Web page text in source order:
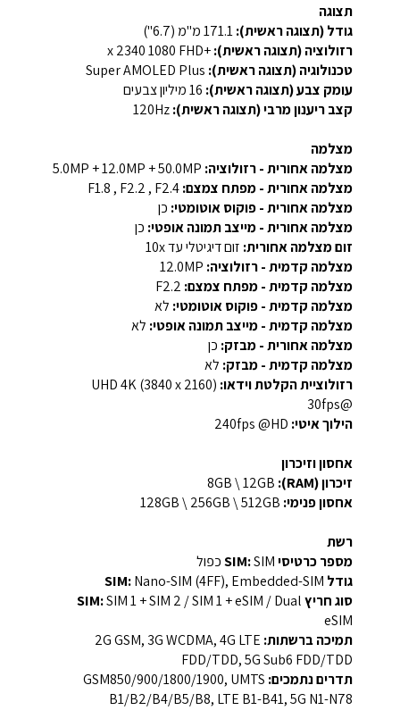
תצוגה
גודל (תצוגה ראשית):
רזולוציה (תצוגה ראשית):
טכנולוגיה (תצוגה ראשית):
עומק צבע (תצוגה ראשית):
קצב ריענון מרבי (תצוגה ראשית):
מצלמה
מצלמה אחורית - רזולוציה:
מצלמה אחורית - מפתח צמצם:
מצלמה אחורית - פוקוס אוטומטי: כן
מצלמה אחורית - מייצב תמונה אופטי: כן
זום מצלמה אחורית: זום דיגיטלי עד ‎10x‎
מצלמה קדמית - רזולוציה:
מצלמה קדמית - מפתח צמצם:
מצלמה קדמית - פוקוס אוטומטי: לא
מצלמה קדמית - מייצב תמונה אופטי: לא
מצלמה אחורית - מבזק: כן
מצלמה קדמית - מבזק: לא
רזולוציית הקלטת וידאו: ‎UHD 4K (3840 x 2160)‎
‏@30fps
הילוך איטי:
אחסון וזיכרון
זיכרון (RAM):
אחסון פנימי:
רשת
מספר כרטיסי SIM:SIM כפול
גודל SIM: Nano-SIM (4FF), Embedded-SIM
סוג חריץ SIM:SIM 1 + SIM 2 / SIM 1 + eSIM / Dual
eSIM
תמיכה ברשתות: 2G GSM, 3G WCDMA, 4G LTE
FDD/TDD, 5G Sub6 FDD/TDD
תדרים נתמכים: ‎GSM850/900/1800/1900, UMTS
B1/B2/B4/B5/B8, LTE B1-B41, 5G N1-N78‎